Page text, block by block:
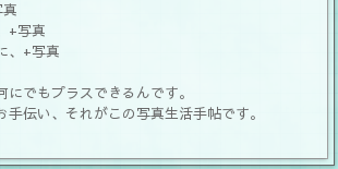
+写真
、+写真
にでもプラスできるんです。
手伝い、それがこの写真生活手帖です。